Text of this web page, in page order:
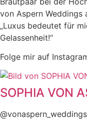
„Luxus bedeutet für
Gelassenheit!“
Folge mir auf
SOPHIA VON
@vonaspern_weddings